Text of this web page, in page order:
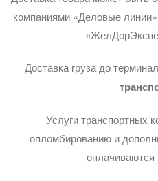
компаниями «Деловые
Доставка груза до
Услуги транспортных
опломбированию и
оплачиваются